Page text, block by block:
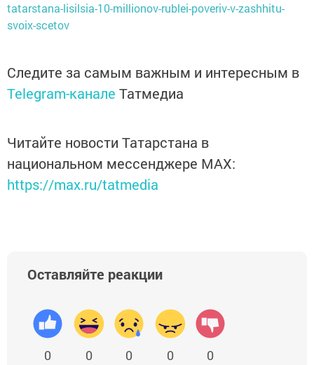
tatarstana-lisilsia-10-millionov-rublei-poveriv-v-zashhitu-
svoix-scetov
Следите за самым важным и интересным в
Telegram-канале Татмедиа
Читайте новости Татарстана в
национальном мессенджере MАХ:
https://max.ru/tatmedia
Оставляйте реакции
0 0 0 0 0